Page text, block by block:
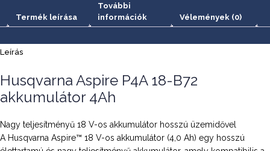
Termék leírása
További
információk
Vélemények (0)
Leírás
Husqvarna Aspire P4A 18-B72
akkumulátor 4Ah
Nagy teljesítményű 18 V-os akkumulátor hosszú üzemidővel
A Husqvarna Aspire™ 18 V-os akkumulátor (4,0 Ah) egy hosszú